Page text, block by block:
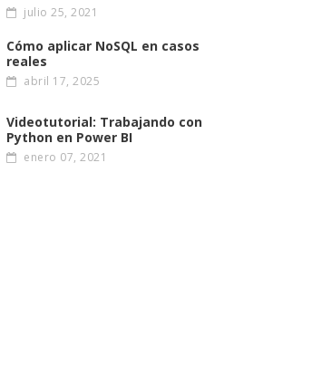
julio 25, 2021
Cómo aplicar NoSQL en casos
reales
abril 17, 2025
Videotutorial: Trabajando con
Python en Power BI
enero 07, 2021